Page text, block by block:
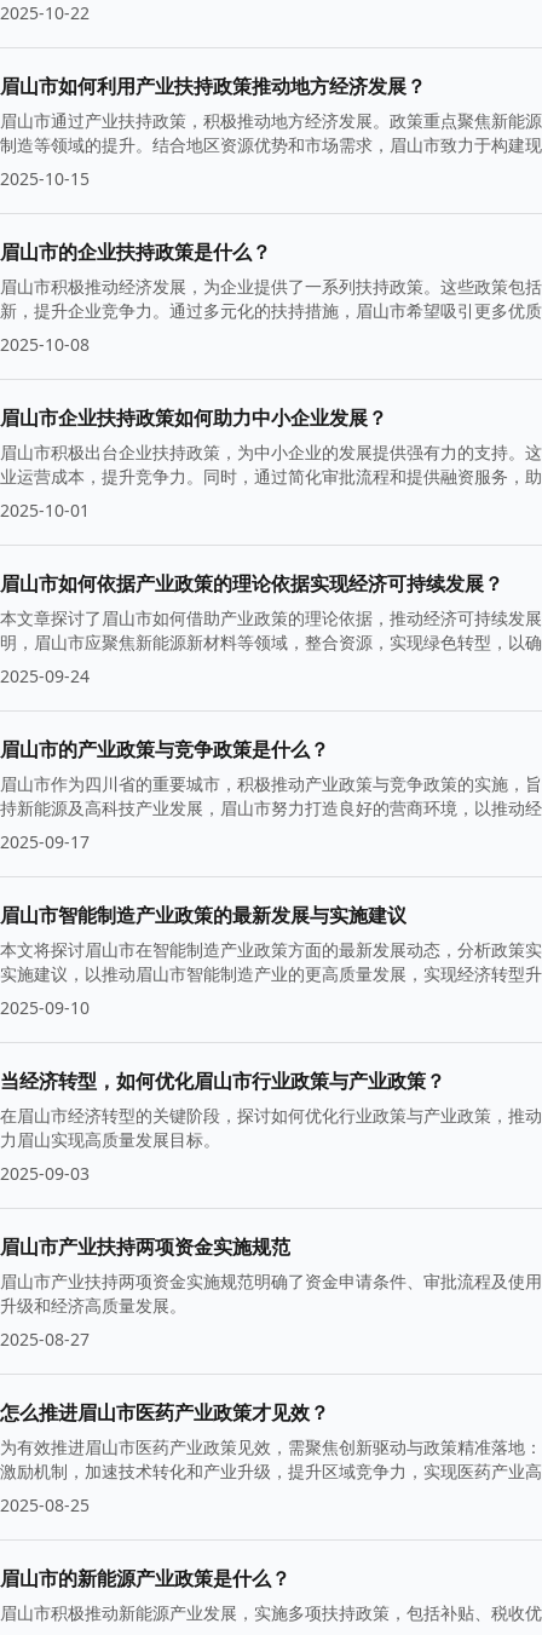
2025-10-22
眉山市如何利用产业扶持政策推动地方经济发展？
眉山市通过产业扶持政策，积极推动地方经济发展。政策重点聚焦新能
制造等领域的提升。结合地区资源优势和市场需求，眉山市致力于构建
标。
2025-10-15
眉山市的企业扶持政策是什么？
眉山市积极推动经济发展，为企业提供了一系列扶持政策。这些政策包
新，提升企业竞争力。通过多元化的扶持措施，眉山市希望吸引更多优
2025-10-08
眉山市企业扶持政策如何助力中小企业发展？
眉山市积极出台企业扶持政策，为中小企业的发展提供强有力的支持。
业运营成本，提升竞争力。同时，通过简化审批流程和提供融资服务，
略的实施。
2025-10-01
眉山市如何依据产业政策的理论依据实现经济可持续发展？
本文章探讨了眉山市如何借助产业政策的理论依据，推动经济可持续发
明，眉山市应聚焦新能源新材料等领域，整合资源，实现绿色转型，以
2025-09-24
眉山市的产业政策与竞争政策是什么？
眉山市作为四川省的重要城市，积极推动产业政策与竞争政策的实施，
持新能源及高科技产业发展，眉山市努力打造良好的营商环境，以推动
力。
2025-09-17
眉山市智能制造产业政策的最新发展与实施建议
本文将探讨眉山市在智能制造产业政策方面的最新发展动态，分析政策
实施建议，以推动眉山市智能制造产业的更高质量发展，实现经济转型
2025-09-10
当经济转型，如何优化眉山市行业政策与产业政策？
在眉山市经济转型的关键阶段，探讨如何优化行业政策与产业政策，推
力眉山实现高质量发展目标。
2025-09-03
眉山市产业扶持两项资金实施规范
眉山市产业扶持两项资金实施规范明确了资金申请条件、审批流程及使
升级和经济高质量发展。
2025-08-27
怎么推进眉山市医药产业政策才见效？
为有效推进眉山市医药产业政策见效，需聚焦创新驱动与政策精准落地
激励机制，加速技术转化和产业升级，提升区域竞争力，实现医药产业
2025-08-25
眉山市的新能源产业政策是什么？
眉山市积极推动新能源产业发展，实施多项扶持政策，包括补贴、税收